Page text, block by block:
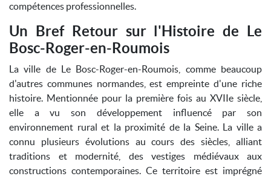
compétences professionnelles.
Un Bref Retour sur l'Histoire de Le
Bosc-Roger-en-Roumois
La ville de Le Bosc-Roger-en-Roumois, comme beaucoup
d'autres communes normandes, est empreinte d'une riche
histoire. Mentionnée pour la première fois au XVIIe siècle,
elle a vu son développement influencé par son
environnement rural et la proximité de la Seine. La ville a
connu plusieurs évolutions au cours des siècles, alliant
traditions et modernité, des vestiges médiévaux aux
constructions contemporaines. Ce territoire est imprégné